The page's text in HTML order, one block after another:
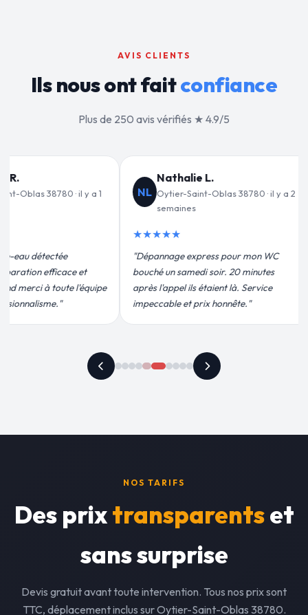
AVIS CLIENTS
Ils nous ont faitconfiance
Plus de 250 avis vérifiés ★ 4.9/5
· il y a 2
WC
JF
Jean-François C.
Oytier-Saint-Oblas 38780 · il y a 3
semaines
"Remplacement de mon chauffe-eau en
moins de 2h. Équipe très pro, devis
conforme, chantier propre. Je
recommande vivement."
VD
"Un
pour
NOS TARIFS
Des prixtransparentset
sans surprise
Devis gratuit avant toute intervention. Tous nos prix sont
TTC, déplacement inclus sur Oytier-Saint-Oblas 38780.